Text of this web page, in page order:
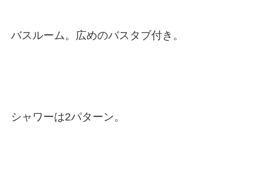
バスルーム。広めのバスタブ付き。
シャワーは2パターン。